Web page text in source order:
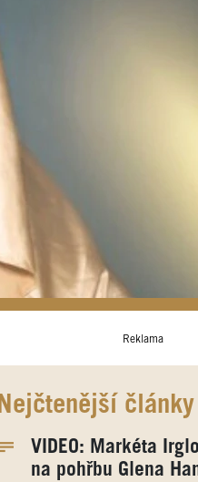
Reklama
Nejčtenější články
VIDEO: Markéta
na pohřbu Glena